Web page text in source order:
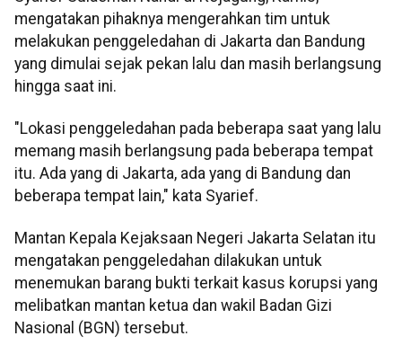
mengatakan pihaknya mengerahkan tim untuk
melakukan penggeledahan di Jakarta dan Bandung
yang dimulai sejak pekan lalu dan masih berlangsung
hingga saat ini.
"Lokasi penggeledahan pada beberapa saat yang lalu
memang masih berlangsung pada beberapa tempat
itu. Ada yang di Jakarta, ada yang di Bandung dan
beberapa tempat lain," kata Syarief.
Mantan Kepala Kejaksaan Negeri Jakarta Selatan itu
mengatakan penggeledahan dilakukan untuk
menemukan barang bukti terkait kasus korupsi yang
melibatkan mantan ketua dan wakil Badan Gizi
Nasional (BGN) tersebut.